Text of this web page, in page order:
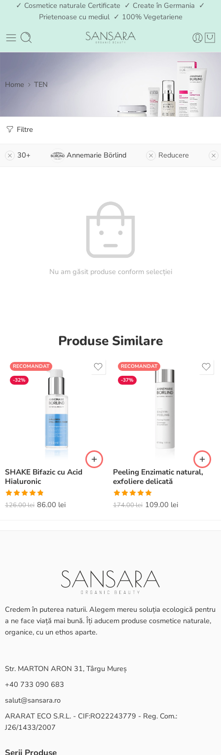
✓ Cosmetice naturale Certificate ✓ Create în Germania ✓
Prietenoase cu mediul ✓ 100% Vegetariene
Home TEN
Filtre
30+ Annemarie Börlind Reducere
Nu am găsit produse conform selecției
Produse Similare
RECOMANDAT
-32%
SHAKE Bifazic cu Acid
Hialuronic
Evaluat la
4.82din 5
126.00lei 86.00 lei
RECOMANDAT
-37%
Peeling Enzimatic natural,
exfoliere delicată
Evaluat la
5.00din 5
174.00lei 109.00 lei
Credem în puterea naturii. Alegem mereu soluția ecologică pentru
a ne face viață mai bună. Îți aducem produse cosmetice naturale,
organice, cu un ethos aparte.
Str. MARTON ARON 31, Târgu Mureș
+40 733 090 683
salut@sansara.ro
ARARAT ECO S.R.L. - CIF:RO22243779 - Reg. Com.:
J26/1433/2007